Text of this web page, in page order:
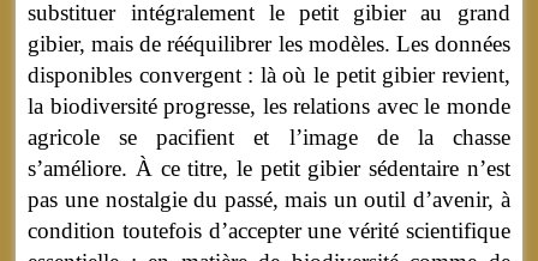
substituer intégralement le petit gibier au grand
gibier, mais de rééquilibrer les modèles. Les données
disponibles convergent : là où le petit gibier revient,
la biodiversité progresse, les relations avec le monde
agricole se pacifient et l’image de la chasse
s’améliore. À ce titre, le petit gibier sédentaire n’est
pas une nostalgie du passé, mais un outil d’avenir, à
condition toutefois d’accepter une vérité scientifique